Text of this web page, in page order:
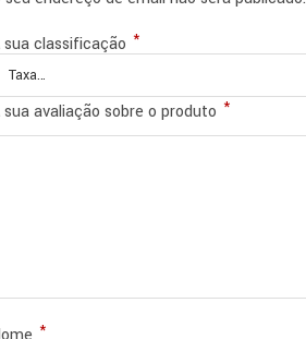
sua classificação *
sua avaliação sobre o produto *
*